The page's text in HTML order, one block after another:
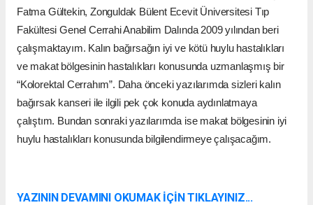
Fatma Gültekin, Zonguldak Bülent Ecevit Üniversitesi Tıp
Fakültesi Genel Cerrahi Anabilim Dalında 2009 yılından beri
çalışmaktayım. Kalın bağırsağın iyi ve kötü huylu hastalıkları
ve makat bölgesinin hastalıkları konusunda uzmanlaşmış bir
“Kolorektal Cerrahım”. Daha önceki yazılarımda sizleri kalın
bağırsak kanseri ile ilgili pek çok konuda aydınlatmaya
çalıştım. Bundan sonraki yazılarımda ise makat bölgesinin iyi
huylu hastalıkları konusunda bilgilendirmeye çalışacağım.
YAZININ DEVAMINI OKUMAK İÇİN TIKLAYINIZ...